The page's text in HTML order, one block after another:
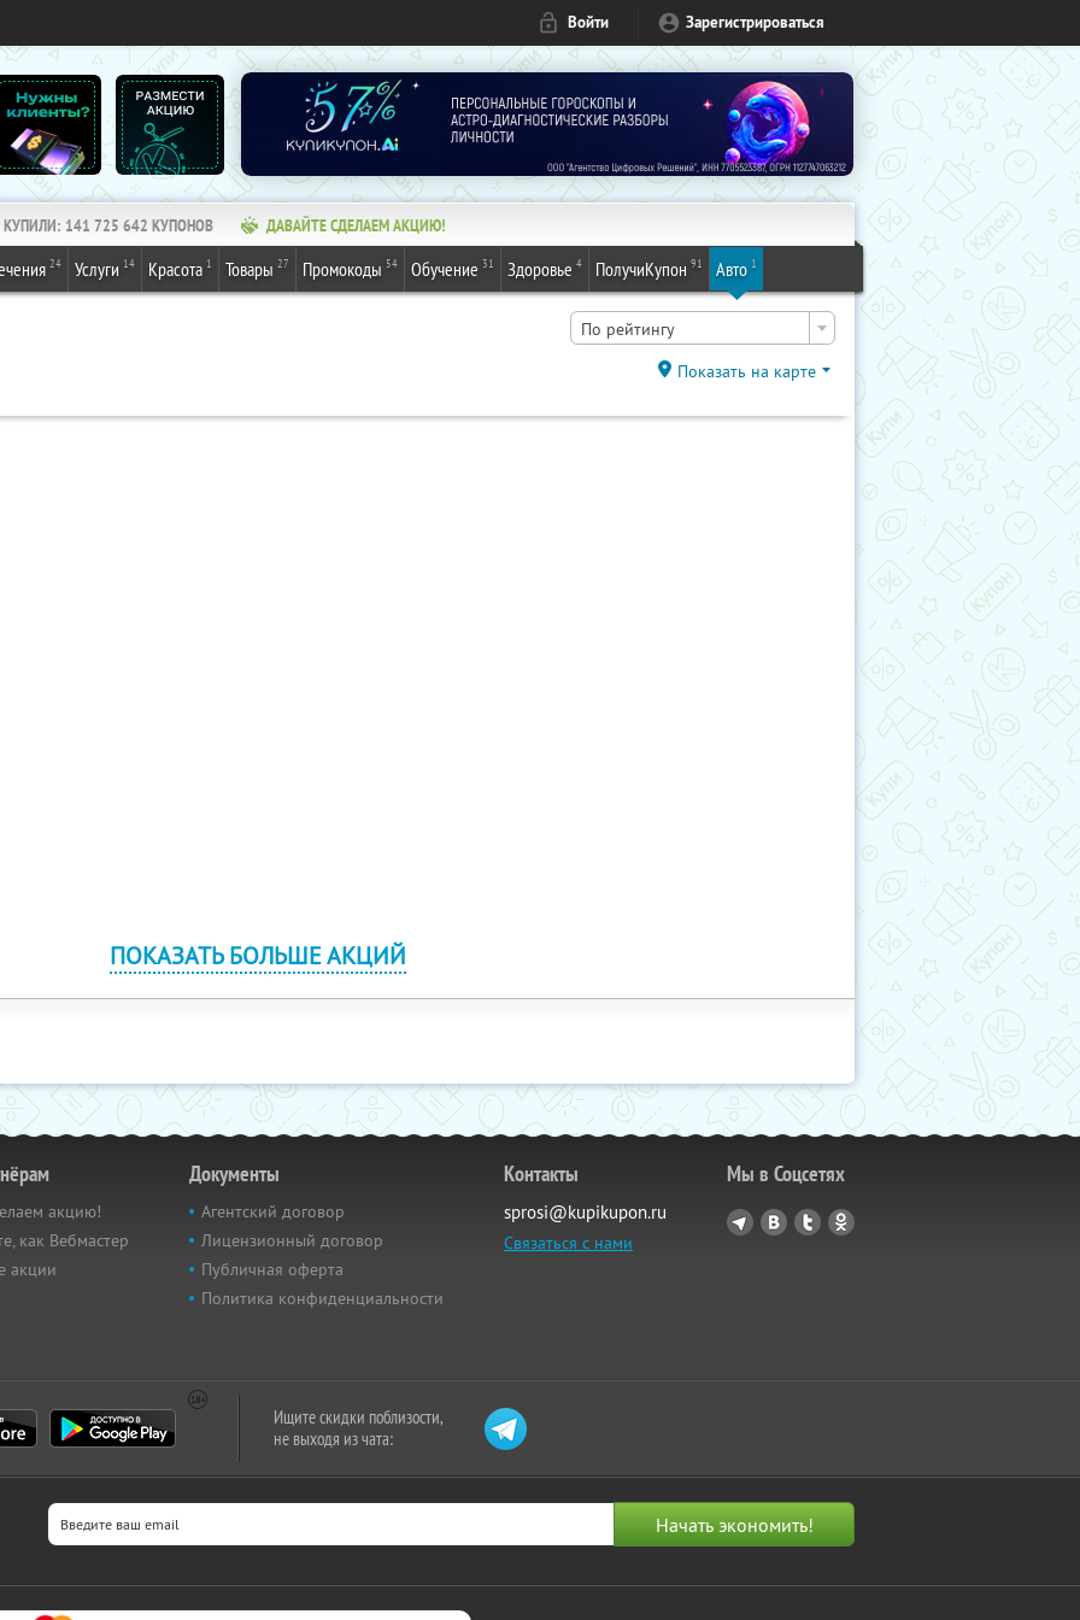
Войти Зарегистрироваться
КУПИЛИ: 141 725 642 КУПОНОВ ДАВАЙТЕ СДЕЛАЕМ АКЦИЮ!
24 Услуги 14 Красота 1 Товары 27 Промокоды 54 Обучение 31 Здоровье 4 ПолучиКупон 91 Авто 1
По рейтингу
Показать на карте
ПОКАЗАТЬ БОЛЬШЕ АКЦИЙ
акцию!
как Вебмастер
акции
Документы
Агентский договор
Лицензионный договор
Публичная оферта
Политика конфиденциальности
Контакты
sprosi@kupikupon.ru
Связаться с нами
Мы в Соцсетях
Ищите скидки поблизости,
не выходя из чата: